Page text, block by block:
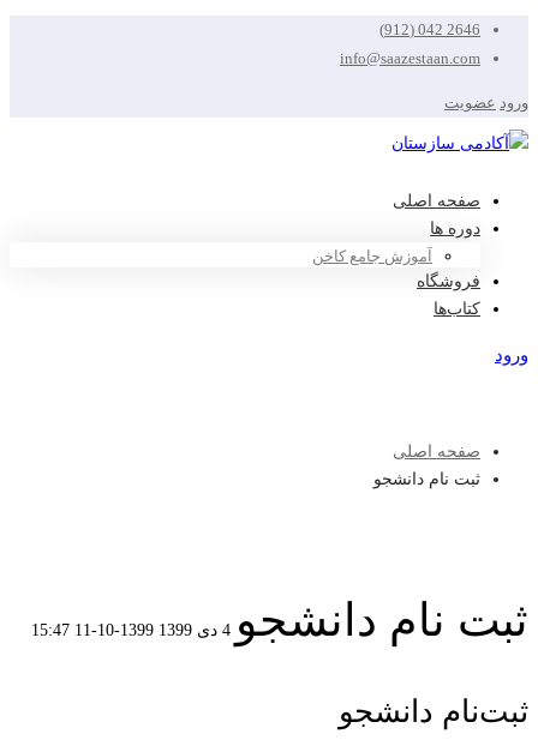
2646 042 (912)
info@saazestaan.com
ورود عضویت
صفحه اصلی
دوره ها
آموزش جامع کاخن
فروشگاه
کتاب‌ها
ورود
صفحه اصلی
ثبت نام دانشجو
ثبت نام دانشجو 4 دی 1399 1399-10-11 15:47
ثبت
ثبت‌نام دانشجو